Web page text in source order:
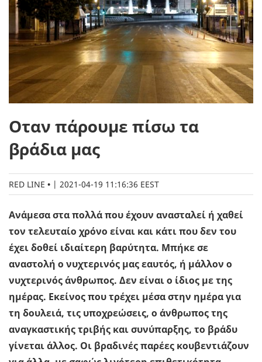
Οταν πάρουμε πίσω τα
βράδια μας
RED LINE | 2021-04-19 11:16:36 EEST
Ανάμεσα στα πολλά που έχουν ανασταλεί ή χαθεί
τον τελευταίο χρόνο είναι και κάτι που δεν του
έχει δοθεί ιδιαίτερη βαρύτητα. Μπήκε σε
αναστολή ο νυχτερινός μας εαυτός, ή μάλλον ο
νυχτερινός άνθρωπος. Δεν είναι ο ίδιος με της
ημέρας. Εκείνος που τρέχει μέσα στην ημέρα για
τη δουλειά, τις υποχρεώσεις, ο άνθρωπος της
αναγκαστικής τριβής και συνύπαρξης, το βράδυ
γίνεται άλλος. Οι βραδινές παρέες κουβεντιάζουν